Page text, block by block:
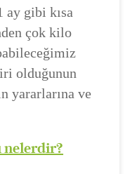
ay gibi kısa
çok kilo
olduğunun
yararlarına ve
nelerdir?